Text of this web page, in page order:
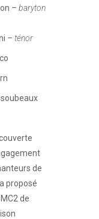
– baryton
– ténor
de
proposé
de